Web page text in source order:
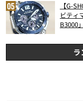
【G-
ビティ
B3000